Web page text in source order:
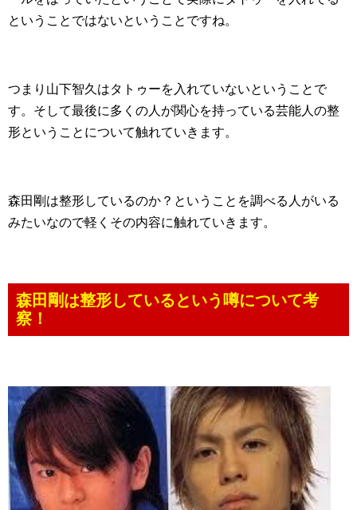
ということではないということですね。
つまり山下智久はタトゥーを入れていないということで
す。そして最後に多くの人が関心を持っている芸能人の整
形ということについて触れていきます。
森田剛は整形しているのか？ということを調べる人がいる
みたいなので軽くその内容に触れていきます。
森田剛は整形しているという噂について考
察！